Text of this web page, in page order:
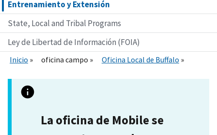
Entrenamiento y Extensión
State, Local and Tribal Programs
Ley de Libertad de Información (FOIA)
Inicio oficina campo Oficina Local de Buffalo
La oficina de Mobile se